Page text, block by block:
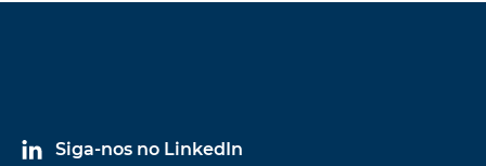
Siga-nos no LinkedIn